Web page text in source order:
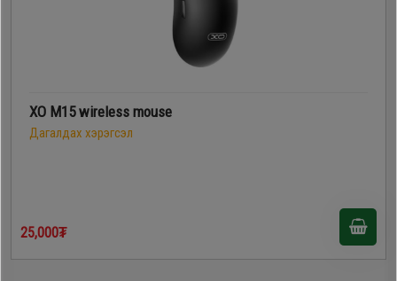
XO M15 wireless mouse
Дагалдах хэрэгсэл
25,000₮